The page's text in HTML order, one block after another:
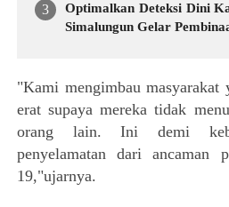
Optimalkan Deteksi Dini
Simalungun Gelar
"Kami mengimbau masyarakat
erat supaya mereka tidak
orang lain. Ini demi
penyelamatan dari ancaman
19,"ujarnya.